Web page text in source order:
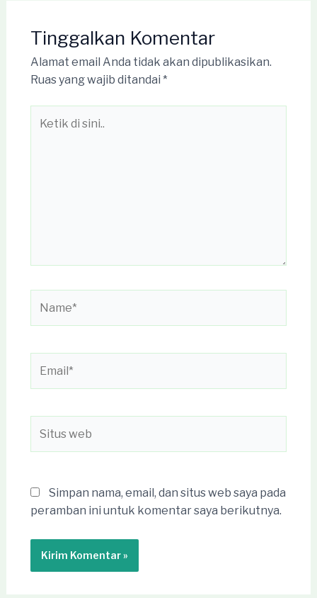
Tinggalkan Komentar
Alamat email Anda tidak akan dipublikasikan.
Ruas yang wajib ditandai *
web
Simpan nama, email, dan situs web saya pada
peramban ini untuk komentar saya berikutnya.